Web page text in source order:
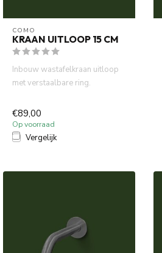
COMO
KRAAN UITLOOP 15 CM
Inbouw wastafelkraan uitloop
met verstaalbare ring.
€89,00
Op voorraad
Vergelijk